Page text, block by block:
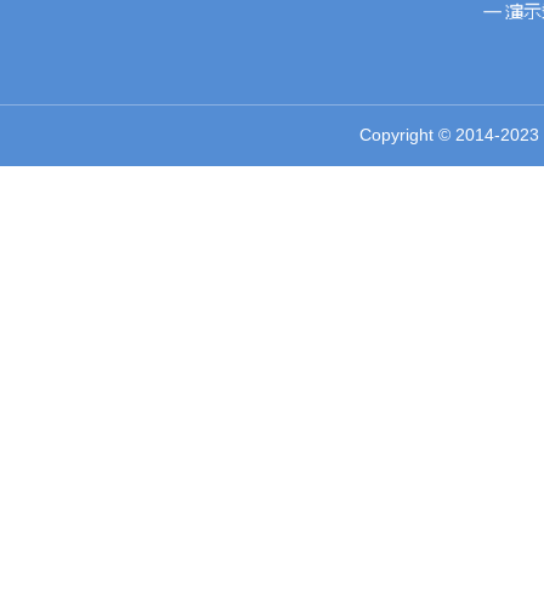
Copyright © 2014-2023